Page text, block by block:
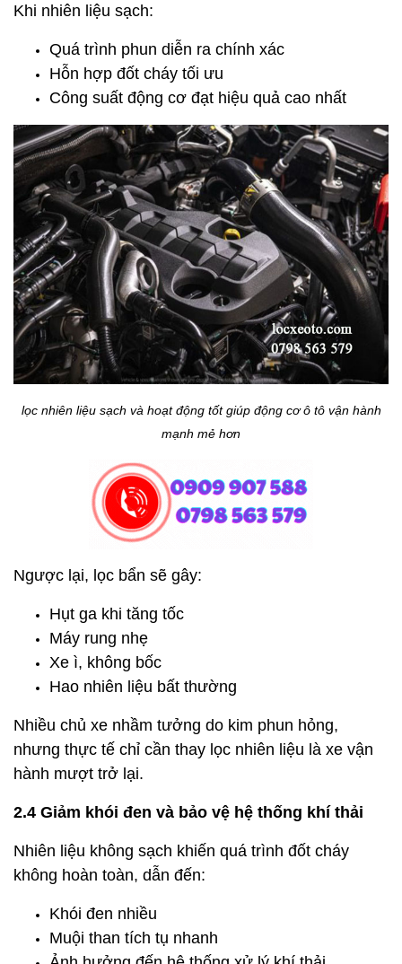
Khi nhiên liệu sạch:
Quá trình phun diễn ra chính xác
Hỗn hợp đốt cháy tối ưu
Công suất động cơ đạt hiệu quả cao nhất
lọc nhiên liệu sạch và hoạt động tốt giúp động cơ ô tô vận hành
mạnh mẻ hơn
Ngược lại, lọc bẩn sẽ gây:
Hụt ga khi tăng tốc
Máy rung nhẹ
Xe ì, không bốc
Hao nhiên liệu bất thường
Nhiều chủ xe nhầm tưởng do kim phun hỏng,
nhưng thực tế chỉ cần thay lọc nhiên liệu là xe vận
hành mượt trở lại.
2.4 Giảm khói đen và bảo vệ hệ thống khí thải
Nhiên liệu không sạch khiến quá trình đốt cháy
không hoàn toàn, dẫn đến:
Khói đen nhiều
Muội than tích tụ nhanh